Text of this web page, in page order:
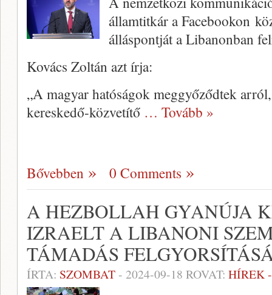
államtitkár a Facebookon
álláspontját a Libanonban
Kovács Zoltán azt írja:
„A magyar hatóságok meggyőződtek
kereskedő-közvetítő … Tovább »
Bővebben 0 Comments
A HEZBOLLAH GYANÚJA
IZRAELT A LIBANONI
TÁMADÁS
ÍRTA: SZOMBAT- 2024-09-18 ROVAT: HÍREK